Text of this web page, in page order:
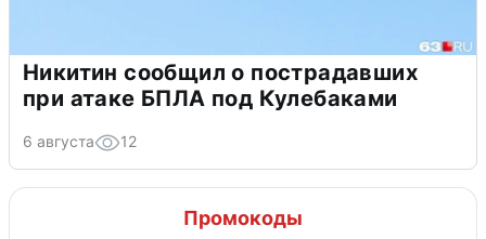
Никитин сообщил о пострадавших
при атаке БПЛА под Кулебаками
6 августа 12
Промокоды